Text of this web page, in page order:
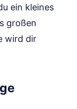
ein kleines
großen
wird dir